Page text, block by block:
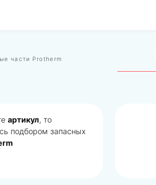
части Protherm
артикул, то
подбором запасных